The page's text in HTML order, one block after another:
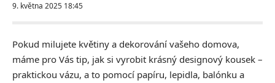
9. května 2025 18:45
Pokud milujete květiny a dekorování vašeho domova,
máme pro Vás tip, jak si vyrobit krásný designový kousek –
praktickou vázu, a to pomocí papíru, lepidla, balónku a